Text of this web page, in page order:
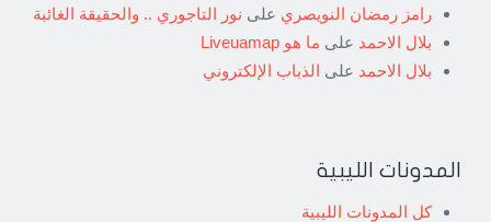
رامز رمضان النويصري على نور التاجوري .. والحقيقة الغائبة
بلال الاحمد على ما هو Liveuamap
بلال الاحمد على الذباب الإلكتروني
المدونات الليبية
كل المدونات الليبية